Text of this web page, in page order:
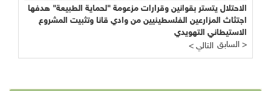
يتستر بقوانين وقرارات مزعومة "لحماية الطبيعة" هدفها
المزارعين الفلسطينيين من وادي قانا وتثبيت المشروع
التهويدي
< التالي